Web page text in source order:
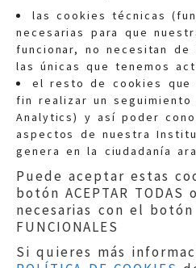
las cookies técnicas
necesarias para que
funcionar, no necesitan
las únicas que tenemos
el resto de cookies que
fin realizar un
Analytics) y así poder
aspectos de nuestra
genera en la ciudadanía
Puede aceptar estas
botón ACEPTAR
necesarias con el botón
FUNCIONALES
Si quieres más
Quejas:
Teléfonos:900